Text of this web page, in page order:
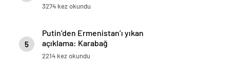
3274 kez okundu
5
Putin’den Ermenistan’ı yıkan
açıklama: Karabağ
Azerbaycan’ın ayrılmaz bir
2214 kez okundu